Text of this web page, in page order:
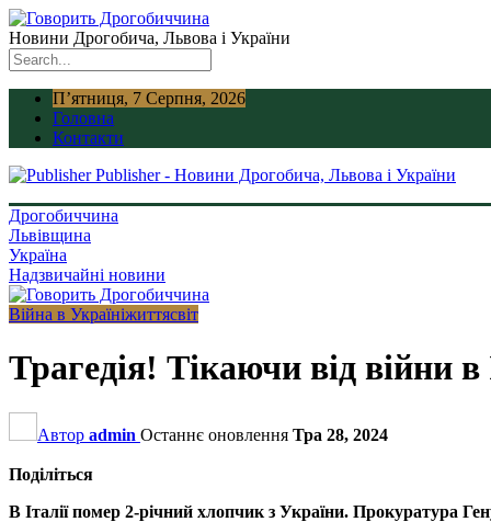
Новини Дрогобича, Львова і України
П’ятниця, 7 Серпня, 2026
Головна
Контакти
Publisher - Новини Дрогобича, Львова і України
Дрогобиччина
Львівщина
Україна
Надзвичайні новини
Війна в Україніжиттясвіт
Трагедія! Тікаючи від війни
Автор admin Останнє оновлення Тра 28, 2024
Поділіться
В Італії помер 2-річний хлопчик з України. Прокуратура